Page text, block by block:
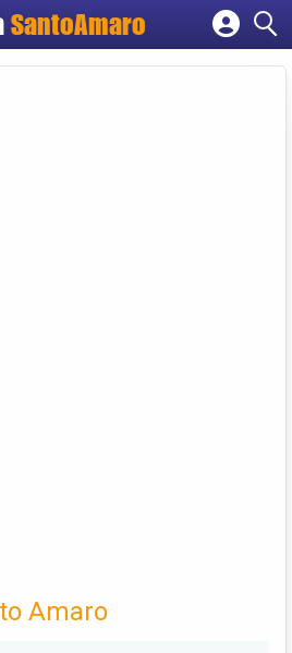
SantoAmaro
Cadastrar empresa
Amaro